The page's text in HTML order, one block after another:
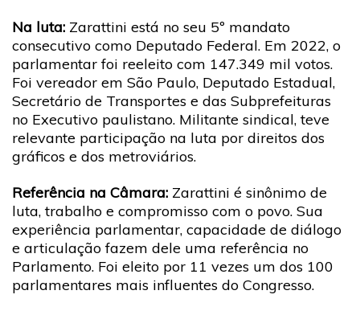
Na luta: Zarattini está no seu 5º mandato
consecutivo como Deputado Federal. Em 2022, o
parlamentar foi reeleito com 147.349 mil votos.
Foi vereador em São Paulo, Deputado Estadual,
Secretário de Transportes e das Subprefeituras
no Executivo paulistano. Militante sindical, teve
relevante participação na luta por direitos dos
gráficos e dos metroviários.
Referência na Câmara: Zarattini é sinônimo de
luta, trabalho e compromisso com o povo. Sua
experiência parlamentar, capacidade de diálogo
e articulação fazem dele uma referência no
Parlamento. Foi eleito por 11 vezes um dos 100
parlamentares mais influentes do Congresso.